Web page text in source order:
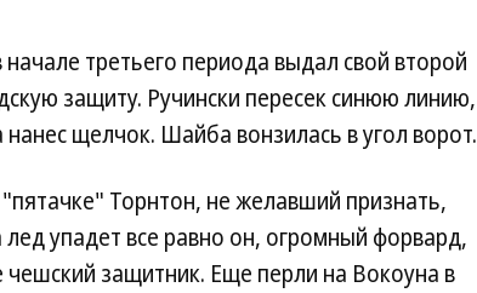
третьего периода выдал свой второй
защиту. Ручински пересек синюю линию,
щелчок. Шайба вонзилась в угол ворот.
Торнтон, не желавший признать,
упадет все равно он, огромный форвард,
чешский защитник. Еще перли на Вокоуна в